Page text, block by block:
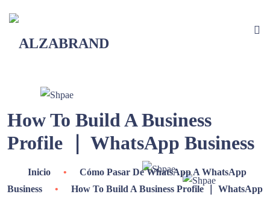
How To Build A Business
Profile ｜ WhatsApp Business
Inicio •
Cómo Pasar De WhatsApp A WhatsApp
Business
•
How To Build A Business Profile ｜ WhatsApp